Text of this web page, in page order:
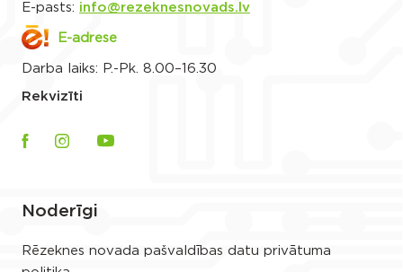
E-pasts: info@rezeknesnovads.lv
E-adrese
Darba laiks: P.-Pk. 8.00–16.30
Rekvizīti
Noderīgi
Rēzeknes novada pašvaldības datu privātuma